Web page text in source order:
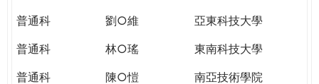
普通科
劉○維
亞東科技大學
普通科
林○瑤
東南科技大學
普通科
陳○愷 南亞技術學院